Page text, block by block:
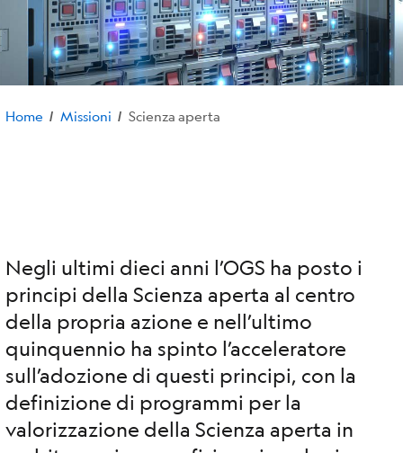
Home / Missioni / Scienza aperta
Negli ultimi dieci anni l’OGS ha posto i
principi della Scienza aperta al centro
della propria azione e nell’ultimo
quinquennio ha spinto l’acceleratore
sull’adozione di questi principi, con la
definizione di programmi per la
valorizzazione della Scienza aperta in